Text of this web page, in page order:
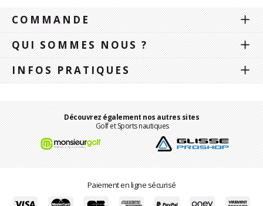
COMMANDE
QUI SOMMES NOUS ?
INFOS PRATIQUES
Découvrez également nos autres sites
Golf et Sports nautiques
Paiement en ligne sécurisé